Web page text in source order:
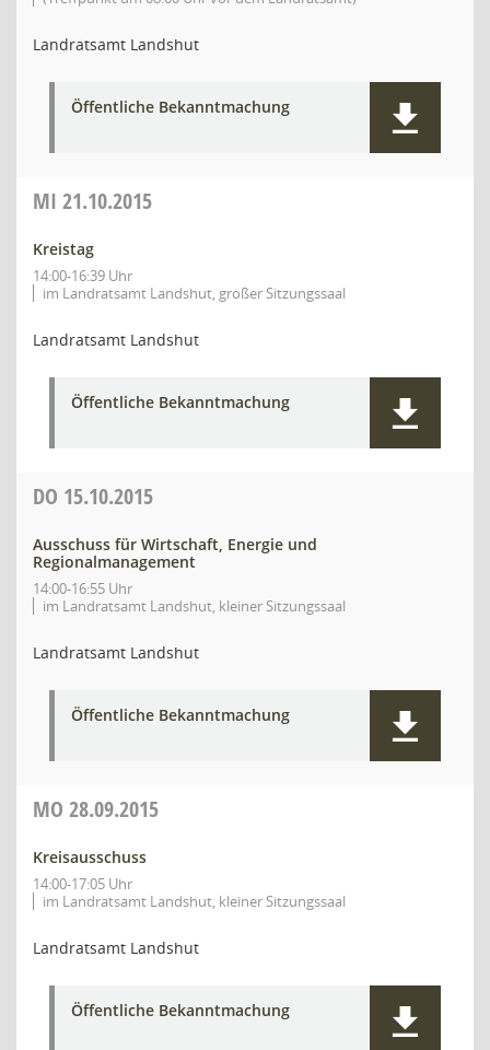
Landratsamt Landshut
Öffentliche Bekanntmachung
MI 21.10.2015
Kreistag
14:00-16:39 Uhr
im Landratsamt Landshut, großer Sitzungssaal
Landratsamt Landshut
Öffentliche Bekanntmachung
DO 15.10.2015
Ausschuss für Wirtschaft, Energie und
Regionalmanagement
14:00-16:55 Uhr
im Landratsamt Landshut, kleiner Sitzungssaal
Landratsamt Landshut
Öffentliche Bekanntmachung
MO 28.09.2015
Kreisausschuss
14:00-17:05 Uhr
im Landratsamt Landshut, kleiner Sitzungssaal
Landratsamt Landshut
Öffentliche Bekanntmachung